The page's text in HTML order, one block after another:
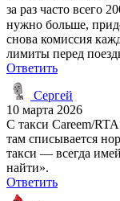
за раз часто всего
нужно больше,
снова комиссия
лимиты перед
Ответить
Сергей
10 марта 2026
С такси Careem/
там списывается
такси — всегда
найти».
Ответить